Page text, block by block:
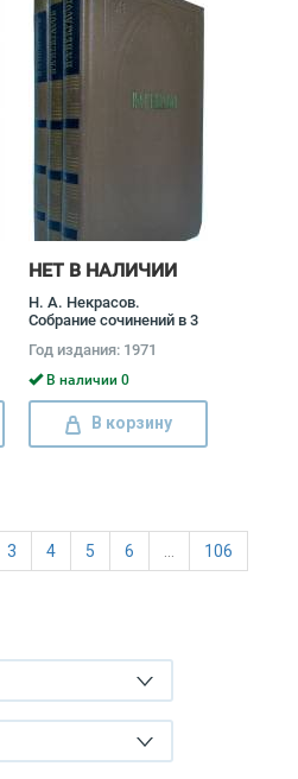
НЕТ В НАЛИЧИИ
Н. А. Некрасов.
Собрание сочинений в 3
Год издания: 1971
В наличии 0
В корзину
3 4 5 6 … 106